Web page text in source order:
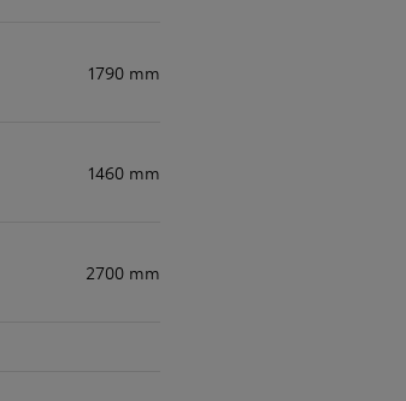
1790 mm
1460 mm
2700 mm